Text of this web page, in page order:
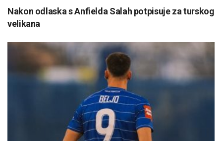
Nakon odlaska s Anfielda Salah potpisuje za turskog
velikana